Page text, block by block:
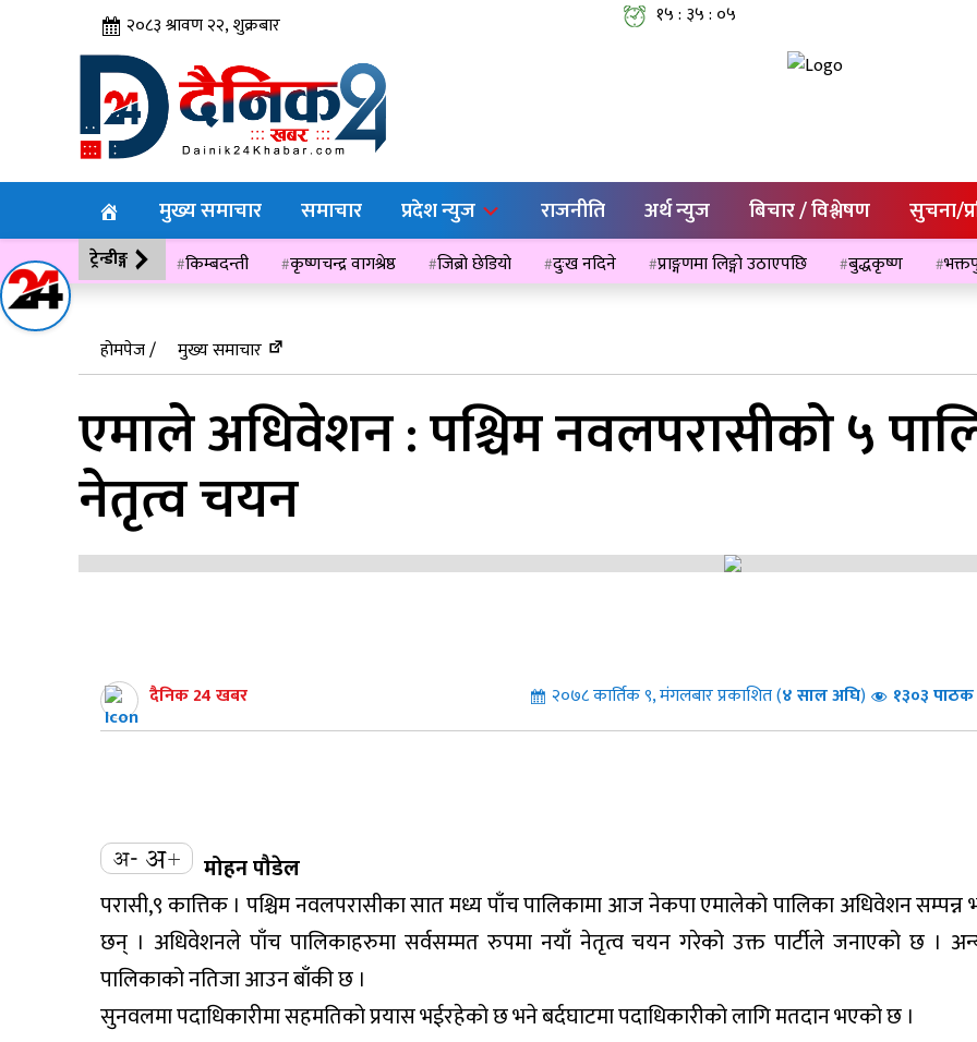
२०८३ श्रावण २२, शुक्रबार १५ : ३५ : ०५
मुख्य समाचार समाचार प्रदेश न्युज राजनीति अर्थ न्युज बिचार / विश्लेषण सुचना/
ट्रेन्डीङ्ग किम्बदन्ती कृष्णचन्द्र वागश्रेष्ठ जिब्रो छेडियो दुःख नदिने प्राङ्गणमा लिङ्गो उठाएपछि बुद्धकृष्ण
होमपेज /
मुख्य समाचार
एमाले अधिवेशन : पश्चिम नवलपरासीको ५
नेतृत्व चयन
दैनिक 24 खबर २०७८ कार्तिक ९, मंगलबार प्रकाशित (४साल अघि) १३०३
मोहन पौडेल
परासी,९ कात्तिक । पश्चिम नवलपरासीका सात मध्य पाँच पालिकामा आज नेकपा एमालेको पालिका अधिवेशन सम्पन्न
छन् । अधिवेशनले पाँच पालिकाहरुमा सर्वसम्मत रुपमा नयाँ नेतृत्व चयन गरेको उक्त पार्टीले जनाएको छ ।
पालिकाको नतिजा आउन बाँकी छ ।
सुनवलमा पदाधिकारीमा सहमतिको प्रयास भईरहेको छ भने बर्दघाटमा पदाधिकारीको लागि मतदान भएको छ ।